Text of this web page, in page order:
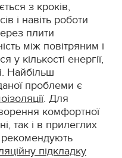
з кроків,
і навіть роботи
плити
між повітряним і
кількості енергії,
Найбільш
проблеми є
. Для
комфортної
так і в прилеглих
рекомендують
підкладку